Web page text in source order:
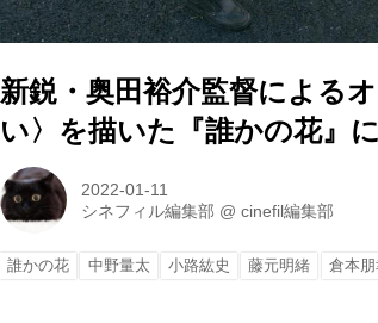
新鋭・奥田裕介監督による
い〉を描いた『誰かの花』
2022-01-11
シネフィル編集部 @cinefil編集部
誰かの花 中野量太 小路紘史 藤元明緒 倉本